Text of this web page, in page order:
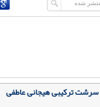
سرشت ترکیبی هیجانی عاطفی